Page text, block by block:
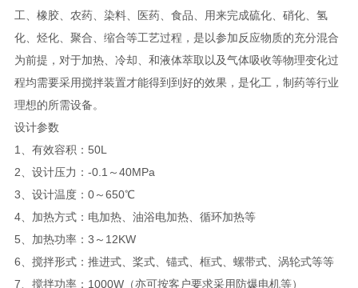
工、橡胶、农药、染料、医药、食品、用来完成硫化、硝化、氢
化、烃化、聚合、缩合等工艺过程，是以参加反应物质的充分混合
为前提，对于加热、冷却、和液体萃取以及气体吸收等物理变化过
程均需要采用搅拌装置才能得到到好的效果，是化工，制药等行业
理想的所需设备。
设计参数
1、有效容积：50L
2、设计压力：-0.1～40MPa
3、设计温度：0～650℃
4、加热方式：电加热、油浴电加热、循环加热等
5、加热功率：3～12KW
6、搅拌形式：推进式、桨式、锚式、框式、螺带式、涡轮式等等
7、搅拌功率：1000W（亦可按客户要求采用防爆电机等）